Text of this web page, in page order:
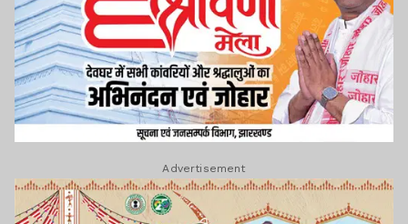
Advertisement